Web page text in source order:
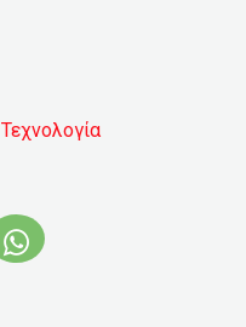
Τεχνολογία